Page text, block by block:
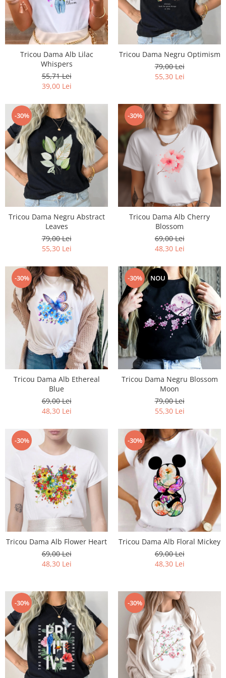
Bluze X-mas
Hanorace Unisex
Body-uri
Tricou Dama Alb Lilac
Whispers
55,71 Lei
39,00 Lei
Tricou Dama Negru Optimism
79,00 Lei
55,30 Lei
-30%
Tricou Dama Negru Abstract
Leaves
79,00 Lei
55,30 Lei
-30%
Tricou Dama Alb Cherry
Blossom
69,00 Lei
48,30 Lei
-30%
Tricou Dama Alb Ethereal
Blue
69,00 Lei
48,30 Lei
-30% NOU
Tricou Dama Negru Blossom
Moon
79,00 Lei
55,30 Lei
-30%
Tricou Dama Alb Flower Heart
69,00 Lei
48,30 Lei
-30%
Tricou Dama Alb Floral Mickey
69,00 Lei
48,30 Lei
-30% -30%